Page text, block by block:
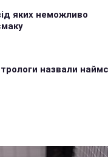
яких неможливо
назвали